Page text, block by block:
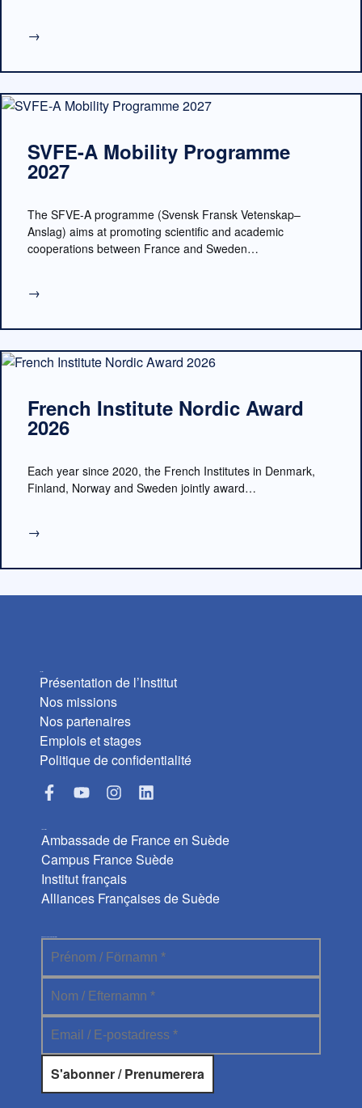
→
SVFE-A Mobility Programme
2027
The SFVE-A programme (Svensk Fransk Vetenskap–
Anslag) aims at promoting scientific and academic
cooperations between France and Sweden…
→
French Institute Nordic Award
2026
Each year since 2020, the French Institutes in Denmark,
Finland, Norway and Sweden jointly award…
→
Présentation de l’Institut
Nos missions
Nos partenaires
Emplois et stages
Politique de confidentialité
Ambassade de France en Suède
Campus France Suède
Institut français
Alliances Françaises de Suède